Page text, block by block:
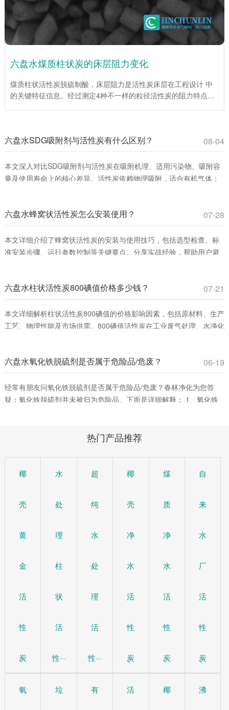
六盘水煤质柱状炭的床层阻力变化
煤质柱状活性炭脱硫制酸，床层阻力是活性炭床层在工程设计 中
的关键特征信息。经过测定4种不一样的粒径活性炭的阻力特点，
力较小时对床层平均阻力系数影响很大。活性炭(1mm)床层平均阻
力系数伴随着床层高度的增加而增加，活性炭(4mm、6mm、
10mm)床层平均阻力系数伴随着床层高度的增大而下降。
六盘水SDG吸附剂与活性炭有什么区别？ 08-04
本文深入对比SDG吸附剂与活性炭在吸附机理、适用污染物、吸附容
量及使用寿命上的核心差异。活性炭依赖物理吸附，适合有机气体；
六盘水蜂窝状活性炭怎么安装使用？ 07-28
本文详细介绍了蜂窝状活性炭的安装与使用技巧，包括选型检查、标
准安装步骤、运行参数控制等关键要点。分享实战经验，帮助用户避
六盘水柱状活性炭800碘值价格多少钱？ 07-21
本文详细解析柱状活性炭800碘值的价格影响因素，包括原材料、生产
工艺、物理性能及市场供需。800碘值活性炭在工业废气处理、水净化
六盘水氧化铁脱硫剂是否属于危险品/危废？ 06-19
经常有朋友问氧化铁脱硫剂是否属于危险品/危废？春林净化为您答
疑：氧化铁脱硫剂并未被归为危险品。下面是详细解释： 1、氧化铁
含硫化合物化学吸附到脱硫催化剂小孔中，改变其化学组成从而净化
热门产品推荐
椰
壳
黄
金
活
性
炭
水
处
理
柱
状
活
性···
超
纯
水
处
理
活
性···
椰
壳
净
水
活
性
炭
煤
质
净
水
活
性
炭
自
来
水
厂
活
性
炭
氧 垃 有 活 椰 沸